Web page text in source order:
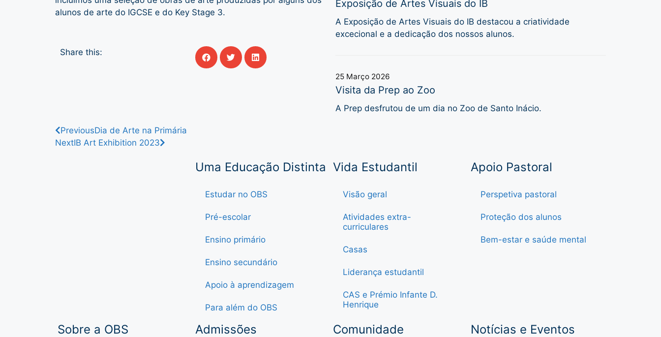
alunos de arte do IGCSE e do Key Stage 3.
Share this:
Exposição de Artes Visuais do IB
A Exposição de Artes Visuais do IB destacou a criatividade
excecional e a dedicação dos nossos alunos.
25 Março 2026
Visita da Prep ao Zoo
A Prep desfrutou de um dia no Zoo de Santo Inácio.
PreviousDia de Arte na Primária
NextIB Art Exhibition 2023
Uma Educação Distinta
Estudar no OBS
Pré-escolar
Ensino primário
Ensino secundário
Apoio à aprendizagem
Para além do OBS
Vida Estudantil
Visão geral
Atividades extra-
curriculares
Casas
Liderança estudantil
CAS e Prémio Infante D.
Henrique
Apoio Pastoral
Perspetiva pastoral
Proteção dos alunos
Bem-estar e saúde mental
Sobre a OBS Admissões Comunidade Notícias e Eventos